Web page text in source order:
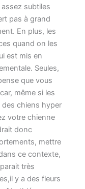
subtiles
pas à grand
En plus, les
quand on les
est mis en
Seules,
que vous
même si les
chiens hyper
votre chienne
donc
mettre
ce contexte,
très
y a des fleurs